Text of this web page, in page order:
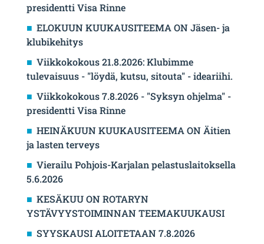
presidentti Visa Rinne
ELOKUUN KUUKAUSITEEMA ON Jäsen- ja
klubikehitys
Viikkokokous 21.8.2026: Klubimme
tulevaisuus - "löydä, kutsu, sitouta" - ideariihi.
Viikkokokous 7.8.2026 - "Syksyn ohjelma" -
presidentti Visa Rinne
HEINÄKUUN KUUKAUSITEEMA ON Äitien
ja lasten terveys
Vierailu Pohjois-Karjalan pelastuslaitoksella
5.6.2026
KESÄKUU ON ROTARYN
YSTÄVYYSTOIMINNAN TEEMAKUUKAUSI
SYYSKAUSI ALOITETAAN 7.8.2026